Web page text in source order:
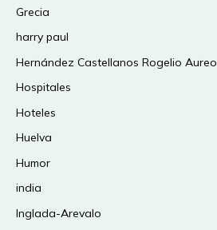
Grecia
harry paul
Hernández Castellanos Rogelio Aureo
Hospitales
Hoteles
Huelva
Humor
india
Inglada-Arevalo